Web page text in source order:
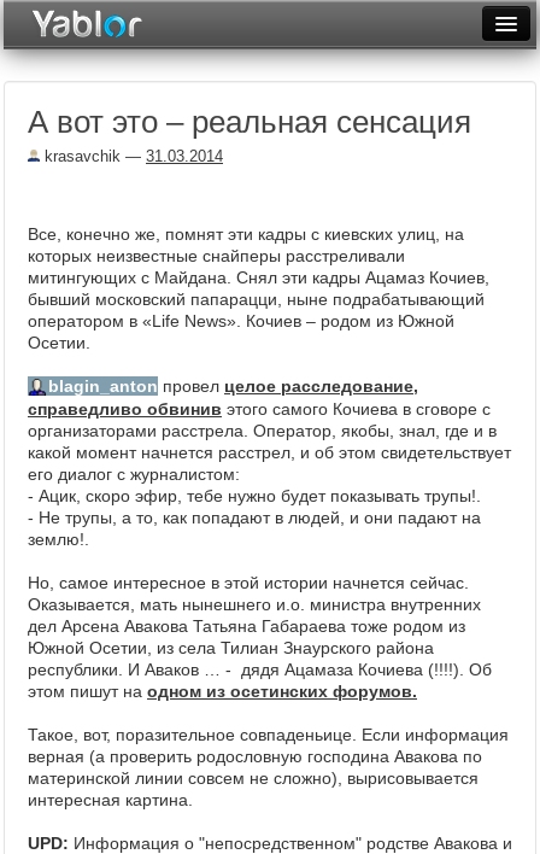
Неделя
Архив
Фототоп
А вот это – реальная сенсация
krasavchik — 31.03.2014
Все, конечно же, помнят эти кадры с киевских улиц, на
которых неизвестные снайперы расстреливали
митингующих с Майдана. Снял эти кадры Ацамаз Кочиев,
бывший московский папарацци, ныне подрабатывающий
оператором в «Life News». Кочиев – родом из Южной
Осетии.
blagin_anton провел целое расследование,
справедливо обвинив этого самого Кочиева в сговоре с
организаторами расстрела. Оператор, якобы, знал, где и в
какой момент начнется расстрел, и об этом свидетельствует
его диалог с журналистом:
- Ацик, скоро эфир, тебе нужно будет показывать трупы!.
- Не трупы, а то, как попадают в людей, и они падают на
землю!.
Но, самое интересное в этой истории начнется сейчас.
Оказывается, мать нынешнего и.о. министра внутренних
дел Арсена Авакова Татьяна Габараева тоже родом из
Южной Осетии, из села Тилиан Знаурского района
республики. И Аваков … - дядя Ацамаза Кочиева (!!!!). Об
этом пишут на одном из осетинских форумов.
Такое, вот, поразительное совпаденьице. Если информация
верная (а проверить родословную господина Авакова по
материнской линии совсем не сложно), вырисовывается
интересная картина.
UPD: Информация о "непосредственном" родстве Авакова и